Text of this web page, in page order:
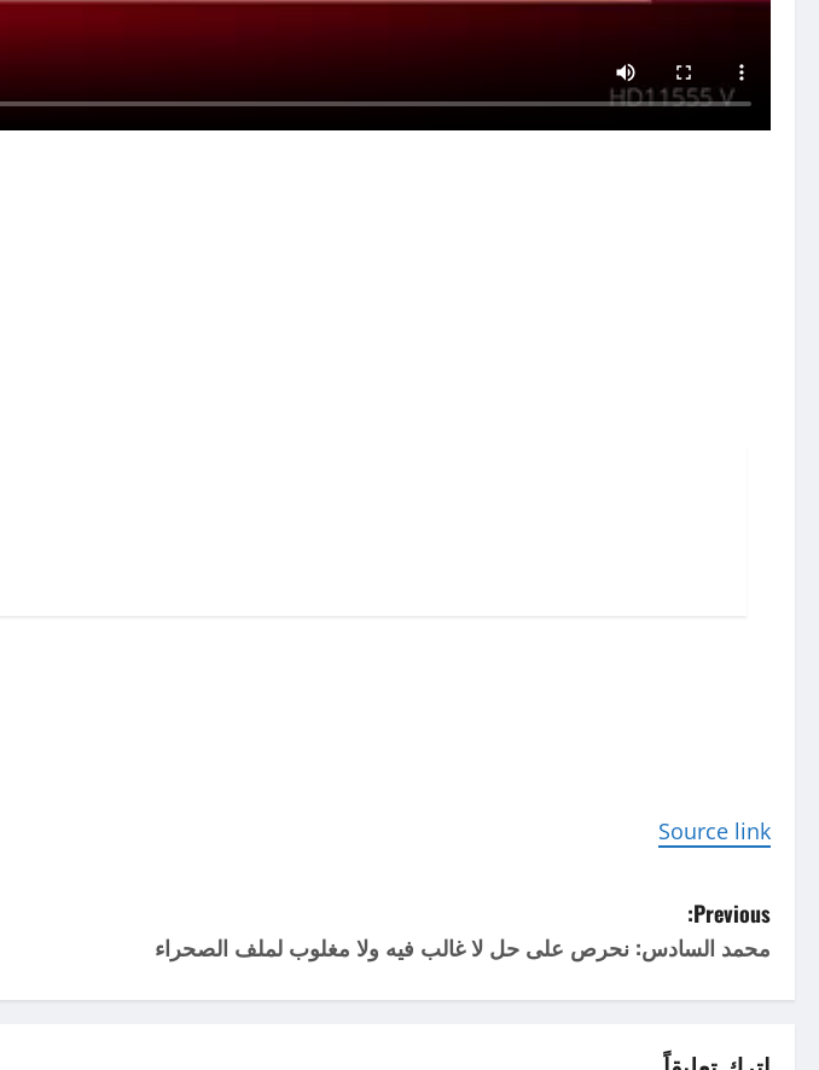
Source link
P
o
s
Previous:
محمد السادس: نحرص على حل لا غالب فيه ولا مغلوب لملف الصحراء